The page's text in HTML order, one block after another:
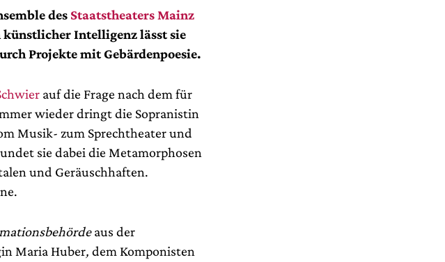
des Staatstheaters Mainz
künstlicher Intelligenz lässt sie
Projekte mit Gebärdenpoesie.
auf die Frage nach dem für
wieder dringt die Sopranistin
Musik- zum Sprechtheater und
sie dabei die Metamorphosen
und Geräuschhaften.
aus der
Maria Huber, dem Komponisten